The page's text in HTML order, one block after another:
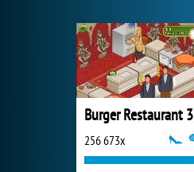
Burger Restaurant 3
256 673x